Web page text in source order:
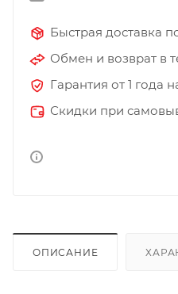
Быстрая доставка
Обмен и возврат в
Гарантия от 1 года
Скидки при
ОПИСАНИЕ